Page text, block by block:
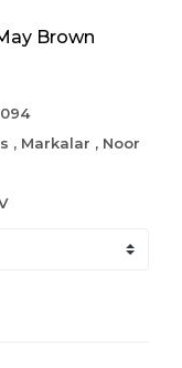
Brown
, Markalar , Noor